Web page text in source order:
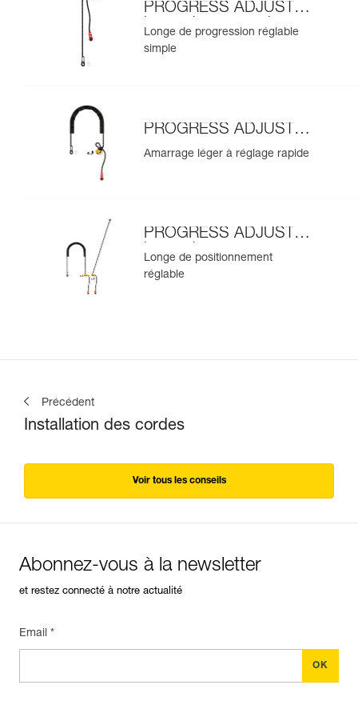
PROGRESS ADJUST-I
longe de progression
Longe de progression réglable
simple
PROGRESS ADJUST-I
amarrage
Amarrage léger à réglage rapide
PROGRESS ADJUST-I
longe de
positionnement
Longe de positionnement
réglable
Précédent
Installation des cordes
Voir tous les conseils
Abonnez-vous à la newsletter
et restez connecté à notre actualité
Email *